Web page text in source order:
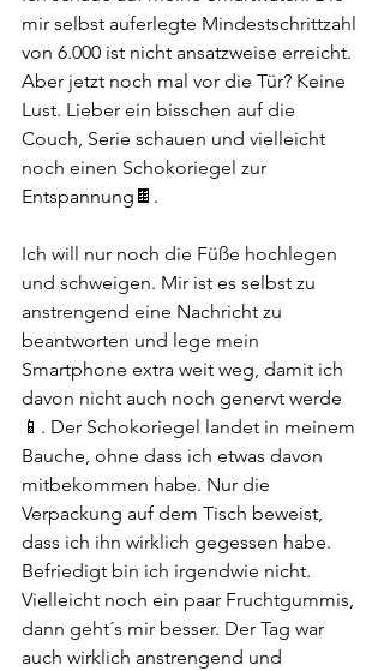
mir selbst auferlegte Mindestschrittzahl
von 6.000 ist nicht ansatzweise erreicht.
Aber jetzt noch mal vor die Tür? Keine
Lust. Lieber ein bisschen auf die
Couch, Serie schauen und vielleicht
noch einen Schokoriegel zur
Entspannung🍫.
Ich will nur noch die Füße hochlegen
und schweigen. Mir ist es selbst zu
anstrengend eine Nachricht zu
beantworten und lege mein
Smartphone extra weit weg, damit ich
davon nicht auch noch genervt werde
📱. Der Schokoriegel landet in meinem
Bauche, ohne dass ich etwas davon
mitbekommen habe. Nur die
Verpackung auf dem Tisch beweist,
dass ich ihn wirklich gegessen habe.
Befriedigt bin ich irgendwie nicht.
Vielleicht noch ein paar Fruchtgummis,
dann geht´s mir besser. Der Tag war
auch wirklich anstrengend und